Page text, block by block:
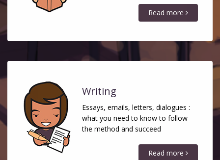
Read more
Writing
Essays, emails, letters, dialogues :
what you need to know to follow
the method and succeed
Read more